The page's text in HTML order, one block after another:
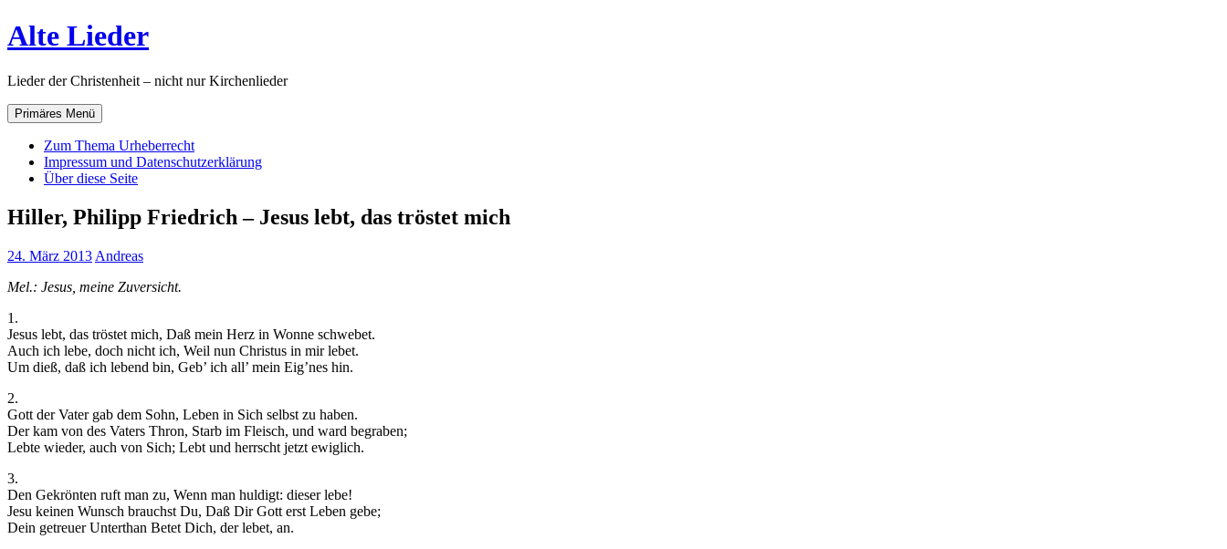
Zum
Inhalt
Alte Lieder
Lieder der Christenheit – nicht nur Kirchenlieder
Primäres Menü
Zum Thema Urheberrecht
Impressum und Datenschutzerklärung
Über diese Seite
Hiller, Philipp Friedrich – Jesus lebt, das tröstet mich
24. März 2013 Andreas
Mel.: Jesus, meine Zuversicht.
1.
Jesus lebt, das tröstet mich, Daß mein Herz in Wonne schwebet.
Auch ich lebe, doch nicht ich, Weil nun Christus in mir lebet.
Um dieß, daß ich lebend bin, Geb’ ich all’ mein Eig’nes hin.
2.
Gott der Vater gab dem Sohn, Leben in Sich selbst zu haben.
Der kam von des Vaters Thron, Starb im Fleisch, und ward begraben;
Lebte wieder, auch von Sich; Lebt und herrscht jetzt ewiglich.
3.
Den Gekrönten ruft man zu, Wenn man huldigt: dieser lebe!
Jesu keinen Wunsch brauchst Du, Daß Dir Gott erst Leben gebe;
Dein getreuer Unterthan Betet Dich, der lebet, an.
Notwendig
Diese